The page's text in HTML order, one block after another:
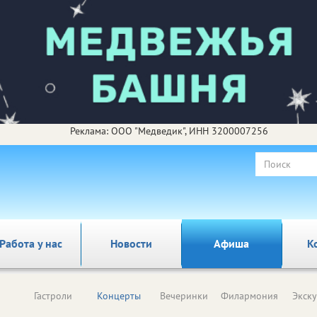
Реклама: ООО "Медведик", ИНН 3200007256
у нас Новости Афиша
Гастроли Концерты Вечеринки Филармония